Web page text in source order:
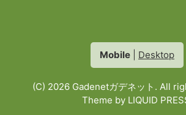
Mobile Desktop
(C) 2026 Gadenetガデネット . All
Theme by LIQUID